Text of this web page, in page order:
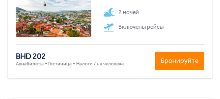
2 ночей
Включены рейсы
BHD 202
Авиабилеты + Гостиница + Налоги / на человека Бронируйте